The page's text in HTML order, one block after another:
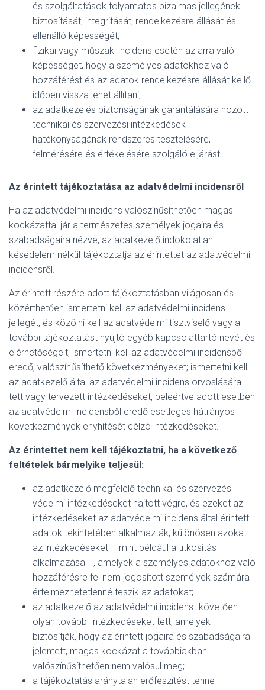
és szolgáltatások folyamatos bizalmas jellegének
biztosítását, integritását, rendelkezésre állását és
ellenálló képességét;
fizikai vagy műszaki incidens esetén az arra való
képességet, hogy a személyes adatokhoz való
hozzáférést és az adatok rendelkezésre állását kellő
időben vissza lehet állítani;
az adatkezelés biztonságának garantálására hozott
technikai és szervezési intézkedések
hatékonyságának rendszeres tesztelésére,
felmérésére és értékelésére szolgáló eljárást.
Az érintett tájékoztatása az adatvédelmi incidensről
Ha az adatvédelmi incidens valószínűsíthetően magas
kockázattal jár a természetes személyek jogaira és
szabadságaira nézve, az adatkezelő indokolatlan
késedelem nélkül tájékoztatja az érintettet az adatvédelmi
incidensről.
Az érintett részére adott tájékoztatásban világosan és
közérthetően ismertetni kell az adatvédelmi incidens
jellegét, és közölni kell az adatvédelmi tisztviselő vagy a
további tájékoztatást nyújtó egyéb kapcsolattartó nevét és
elérhetőségeit; ismertetni kell az adatvédelmi incidensből
eredő, valószínűsíthető következményeket; ismertetni kell
az adatkezelő által az adatvédelmi incidens orvoslására
tett vagy tervezett intézkedéseket, beleértve adott esetben
az adatvédelmi incidensből eredő esetleges hátrányos
következmények enyhítését célzó intézkedéseket.
Az érintettet nem kell tájékoztatni, ha a következő
feltételek bármelyike teljesül:
az adatkezelő megfelelő technikai és szervezési
védelmi intézkedéseket hajtott végre, és ezeket az
intézkedéseket az adatvédelmi incidens által érintett
adatok tekintetében alkalmazták, különösen azokat
az intézkedéseket – mint például a titkosítás
alkalmazása –, amelyek a személyes adatokhoz való
hozzáférésre fel nem jogosított személyek számára
értelmezhetetlenné teszik az adatokat;
az adatkezelő az adatvédelmi incidenst követően
olyan további intézkedéseket tett, amelyek
biztosítják, hogy az érintett jogaira és szabadságaira
jelentett, magas kockázat a továbbiakban
valószínűsíthetően nem valósul meg;
a tájékoztatás aránytalan erőfeszítést tenne